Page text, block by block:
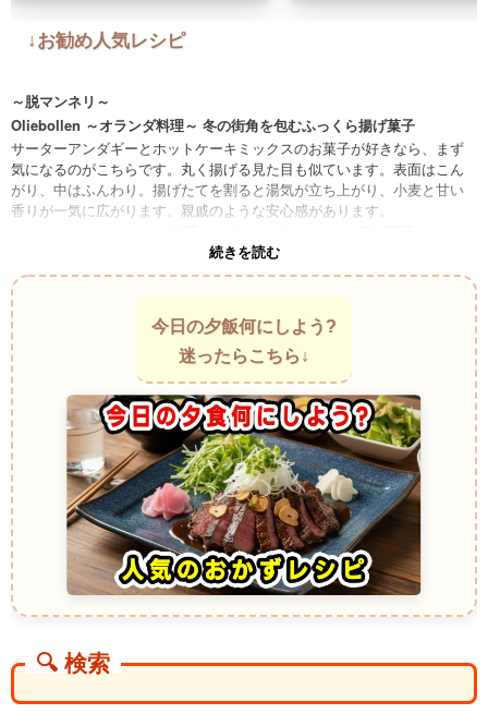
↓お勧め人気レシピ
～脱マンネリ～
Oliebollen ～オランダ料理～ 冬の街角を包むふっくら揚げ菓子
サーターアンダギーとホットケーキミックスのお菓子が好きなら、まず
気になるのがこちらです。丸く揚げる見た目も似ています。表面はこん
がり、中はふんわり。揚げたてを割ると湯気が立ち上がり、小麦と甘い
香りが一気に広がります。親戚のような安心感があります。
チーズを加えた生地を丸く揚げるお菓子です。サーターアンダギーより
少し軽めの食感で、中はやわらかく仕上がります。揚げ油の香ばしさと
甘い生地の香りが混ざり、袋を開けた瞬間から誘惑が始まります。
Buñuelos ～コロンビア料理～ 外はカリッと中はふわっと弾むおやつ
丸く揚げる伝統菓子で、見た目はサーターアンダギーによく似ていま
す。噛むと外側が軽く割れ、その後にやわらかな中心部が現れます。揚
げ菓子なのに重たく感じにくく、次々と食べたくなります。
Loukoumades ～ギリシャ料理～ 蜂蜜がきらめく小さな揚げ玉
小ぶりな揚げ菓子に甘いシロップをまとわせます。サーターアンダギー
のような香ばしさと、ホットケーキミックスで作るドーナツの親しみや
すさを合わせたような魅力があります。口へ運ぶたびに甘い香りがふわ
りと漂います。
Puff Puff ～ナイジェリア料理～ ふくらみが楽しいアフリカの定番菓子
丸く揚げた軽い食感のお菓子です。揚げたては表面がほんのり香ばし
く、中は空気を含んだようにやわらかです。サーターアンダギーより軽
快な食べ心地ですが、揚げ菓子好きの心をくすぐる点は共通していま
す。
Castagnole ～イタリア料理～ お祭り気分を運ぶ小さな揚げ菓子
ターアンダギーに近い雰囲気があります。表面は少しサクッとし、中は
ふんわり。粉砂糖が舞う様子までごちそうに見えます。
Sel Roti ～ネパール料理～ ドーナツと揚げパンの間にいる不思議なお菓
続きを読む
今日の夕飯何にしよう?
迷ったらこちら↓
🔍 検索